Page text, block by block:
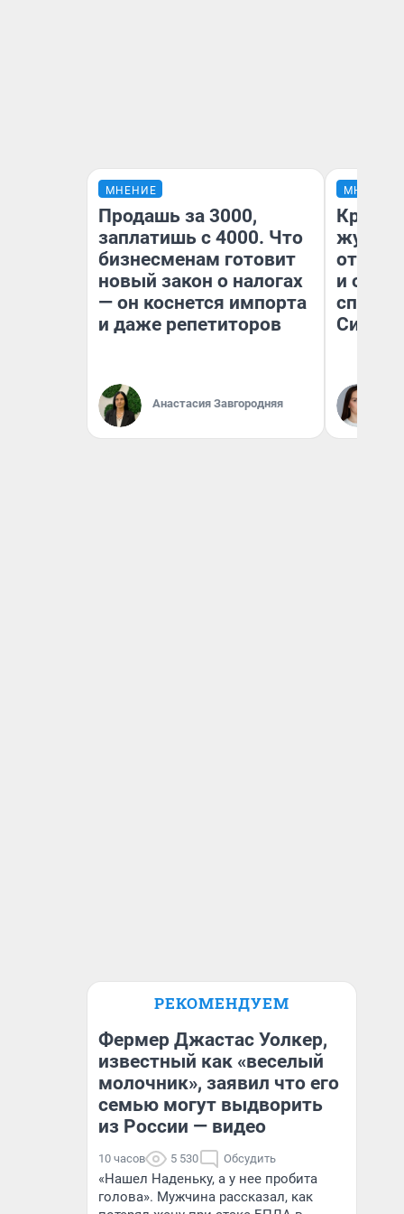
МНЕНИЕ
Продашь за 3000,
заплатишь с 4000. Что
бизнесменам готовит
новый закон о налогах
— он коснется импорта
и даже репетиторов
Анастасия Завгородняя
МНЕНИЕ
и
споре
РЕКОМЕНДУЕМ
Фермер Джастас Уолкер,
известный как «веселый
молочник», заявил что его
семью могут выдворить
из России — видео
10 часов 5 530 Обсудить
«Нашел Наденьку, а у нее пробита
голова». Мужчина рассказал, как